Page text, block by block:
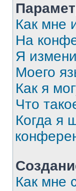
Как мне
На
Я
Моего
Как я
Что
Когда я
Как мне